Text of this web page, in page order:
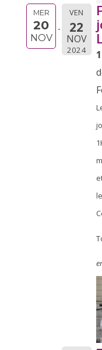
MER
20
NOV
VEN
22
NOV
2024